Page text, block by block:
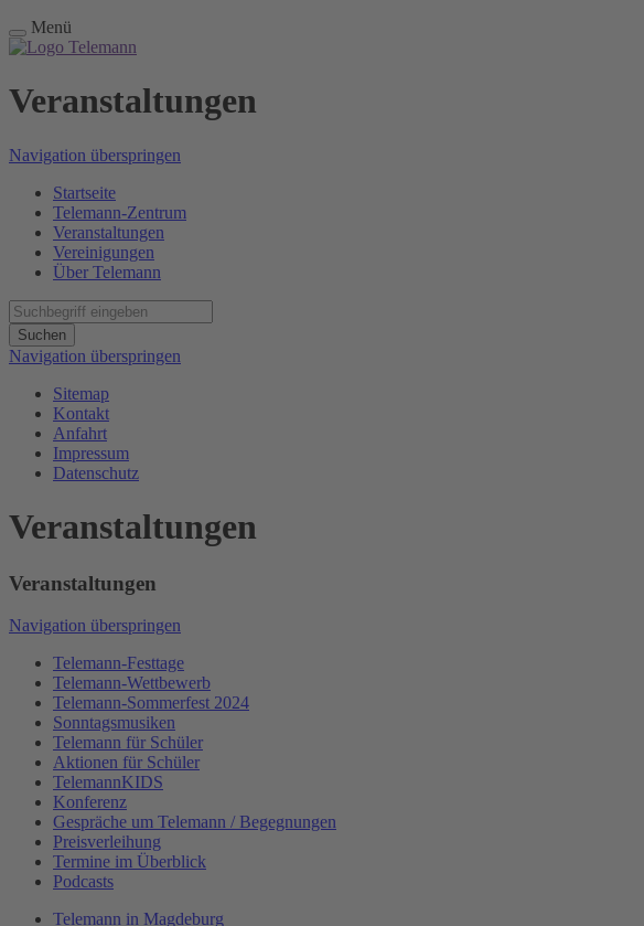
Menü
Veranstaltungen
Navigation überspringen
Startseite
Telemann-Zentrum
Veranstaltungen
Vereinigungen
Über Telemann
Suchen
Navigation überspringen
Sitemap
Kontakt
Anfahrt
Impressum
Datenschutz
Veranstaltungen
Veranstaltungen
Navigation überspringen
Telemann-Festtage
Telemann-Wettbewerb
Telemann-Sommerfest 2024
Sonntagsmusiken
Telemann für Schüler
Aktionen für Schüler
TelemannKIDS
Konferenz
Gespräche um Telemann / Begegnungen
Preisverleihung
Termine im Überblick
Podcasts
Telemann in Magdeburg